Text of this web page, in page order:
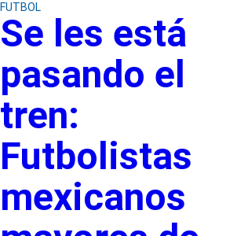
FUTBOL
Se les está
pasando el
tren:
Futbolistas
mexicanos